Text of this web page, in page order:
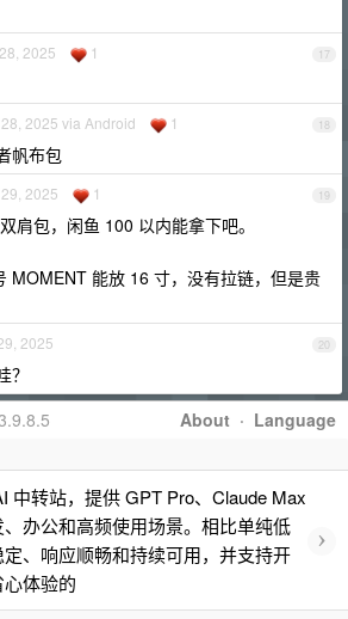
17
2025 1
18
2025 via Android 1
帆布包
19
2025 1
肩包，闲鱼 100 以内能拿下吧。
MOMENT 能放 16 寸，没有拉链，但是贵
20
2025
？
About · Language
中转站，提供 GPT Pro、Claude Max
办公和高频使用场景。相比单纯低
、响应顺畅和持续可用，并支持开
体验的
›